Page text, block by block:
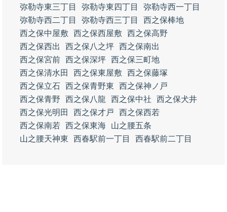
弥勒寺東三丁目
弥勒寺東四丁目
弥勒寺西一丁目
弥勒寺西二丁目
弥勒寺西三丁目
西之保棒地
西之保中屋敷
西之保西屋敷
西之保高野
西之保西出
西之保八之坪 西之保南出
西之保宮前 西之保深坪 西之保三町地
西之保清水田
西之保東屋敷
西之保藤塚
西之保立石 西之保青野東
西之保神ノ戸
西之保青野
西之保八龍 西之保中社
西之保犬井
西之保光明田
西之保才戸
西之保西若
西之保南若 西之保東海
山之腰五条
山之腰天神東
西春駅前一丁目 西春駅前二丁目